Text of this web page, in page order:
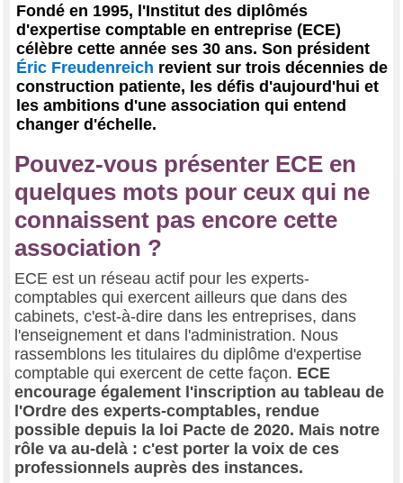
Fondé en 1995, l'Institut des diplômés
d'expertise comptable en entreprise (ECE)
célèbre cette année ses 30 ans. Son président
Éric Freudenreich revient sur trois décennies de
construction patiente, les défis d'aujourd'hui et
les ambitions d'une association qui entend
changer d'échelle.
Pouvez-vous présenter ECE en
quelques mots pour ceux qui ne
connaissent pas encore cette
association ?
ECE est un réseau actif pour les experts-
comptables qui exercent ailleurs que dans des
cabinets, c'est-à-dire dans les entreprises, dans
l'enseignement et dans l'administration. Nous
rassemblons les titulaires du diplôme d'expertise
comptable qui exercent de cette façon. ECE
encourage également l'inscription au tableau de
l'Ordre des experts-comptables, rendue
possible depuis la loi Pacte de 2020. Mais notre
rôle va au-delà : c'est porter la voix de ces
professionnels auprès des instances.